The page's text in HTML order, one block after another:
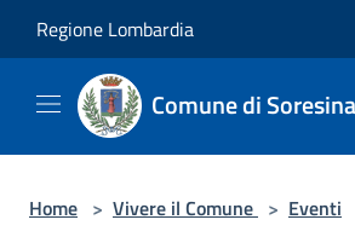
Regione Lombardia
Comune di Soresina
Home > Vivere il Comune > Eventi